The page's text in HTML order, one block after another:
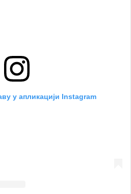
у апликацији Instagram